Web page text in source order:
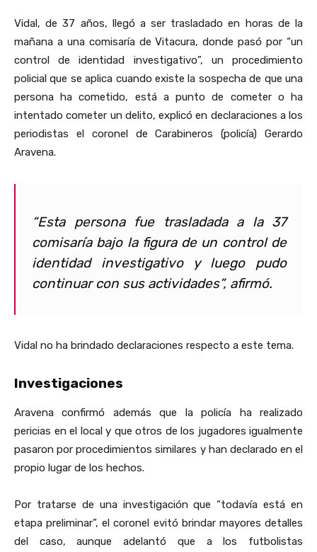
Vidal, de 37 años, llegó a ser trasladado en horas de la
mañana a una comisaría de Vitacura, donde pasó por “un
control de identidad investigativo”, un procedimiento
policial que se aplica cuando existe la sospecha de que una
persona ha cometido, está a punto de cometer o ha
intentado cometer un delito, explicó en declaraciones a los
periodistas el coronel de Carabineros (policía) Gerardo
Aravena.
“Esta persona fue trasladada a la 37
comisaría bajo la figura de un control de
identidad investigativo y luego pudo
continuar con sus actividades”, afirmó.
Vidal no ha brindado declaraciones respecto a este tema.
Investigaciones
Aravena confirmó además que la policía ha realizado
pericias en el local y que otros de los jugadores igualmente
pasaron por procedimientos similares y han declarado en el
propio lugar de los hechos.
Por tratarse de una investigación que “todavía está en
etapa preliminar”, el coronel evitó brindar mayores detalles
del caso, aunque adelantó que a los futbolistas